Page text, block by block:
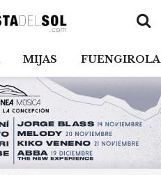
MIJAS FUENGIROLA